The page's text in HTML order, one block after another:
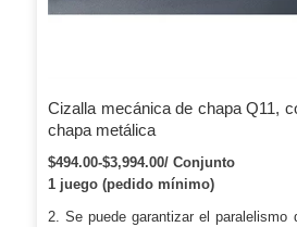
Cizalla mecánica de chapa Q11,
chapa metálica
$494.00-$3,994.00/ Conjunto
1 juego (pedido mínimo)
2. Se puede garantizar el